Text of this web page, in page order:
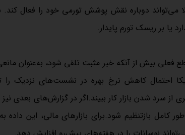
دوباره نقش پوشش تورمی خود را فعال کند.
یا بر ریسک تورم پایدار.
در مقطع فعلی بیش از آنکه خبر مثبت تلقی شود، به‌عنوان
احتمال کاهش نرخ بهره در نشست‌های نزدیک
شدن بازار کار ببیند.اگر در گزارش‌های بعدی نیز
بازتنظیم شود.برای بازارهای مالی، این داده